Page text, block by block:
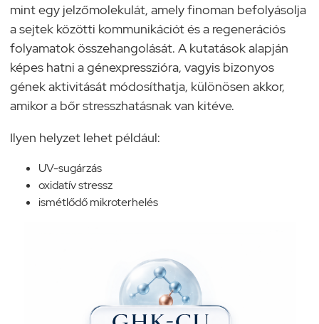
mint egy jelzőmolekulát, amely finoman befolyásolja
a sejtek közötti kommunikációt és a regenerációs
folyamatok összehangolását. A kutatások alapján
képes hatni a génexpresszióra, vagyis bizonyos
gének aktivitását módosíthatja, különösen akkor,
amikor a bőr stresszhatásnak van kitéve.
Ilyen helyzet lehet például:
UV-sugárzás
oxidatív stressz
ismétlődő mikroterhelés